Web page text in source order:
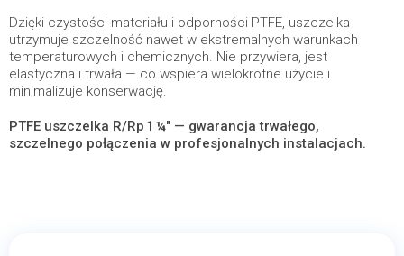
Dzięki czystości materiału i odporności PTFE, uszczelka
utrzymuje szczelność nawet w ekstremalnych warunkach
temperaturowych i chemicznych. Nie przywiera, jest
elastyczna i trwała — co wspiera wielokrotne użycie i
minimalizuje konserwację.
PTFE uszczelka R/Rp 1 ¼″ — gwarancja trwałego,
szczelnego połączenia w profesjonalnych instalacjach.